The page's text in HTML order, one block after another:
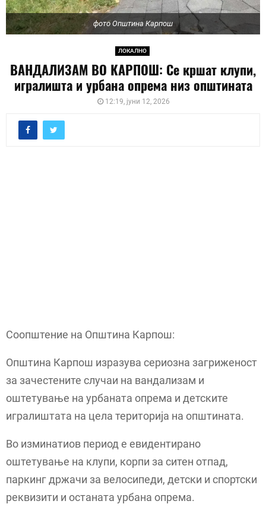
фото Општина Карпош
ЛОКАЛНО
ВАНДАЛИЗАМ ВО КАРПОШ: Се кршат клупи,
игралишта и урбана опрема низ општината
12:19, јуни 12, 2026
Соопштение на Општина Карпош:
Општина Карпош изразува сериозна загриженост
за зачестените случаи на вандализам и
оштетување на урбаната опрема и детските
игралиштата на цела територија на општината.
Во изминатиов период е евидентирано
оштетување на клупи, корпи за ситен отпад,
паркинг држачи за велосипеди, детски и спортски
реквизити и останата урбана опрема.